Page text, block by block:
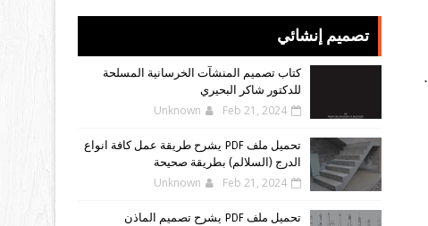
.
تصميم إنشائي
كتاب تصميم المنشآت الخرسانية المسلحة
للدكتور شاكر البحيري
Unknown Feb 21, 2024
تحميل ملف PDF يشرح طريقة عمل كافة انواع
الدرج (السلالم) بطريقة صحيحة
Unknown Feb 21, 2024
تحميل ملف PDF يشرح تصميم الماذن